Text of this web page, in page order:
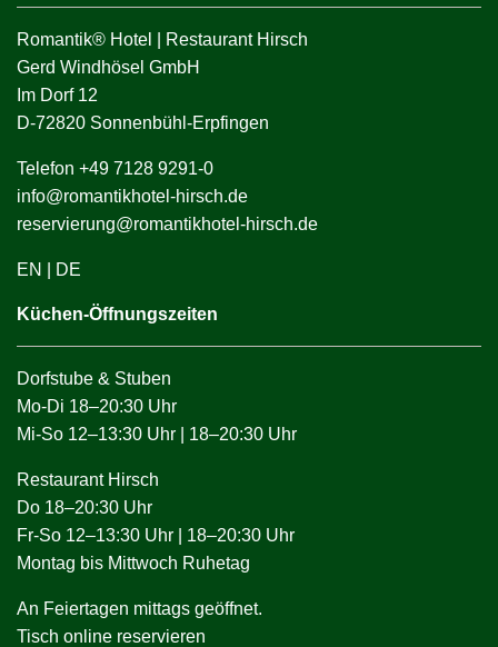
Romantik® Hotel | Restaurant Hirsch
Gerd Windhösel GmbH
Im Dorf 12
D-72820 Sonnenbühl-Erpfingen
Telefon +49 7128 9291-0
info@romantikhotel-hirsch.de
reservierung@romantikhotel-hirsch.de
EN DE
Küchen-Öffnungszeiten
Dorfstube & Stuben
Mo-Di 18–20:30 Uhr
Mi-So 12–13:30 Uhr | 18–20:30 Uhr
Restaurant Hirsch
Do 18–20:30 Uhr
Fr-So 12–13:30 Uhr | 18–20:30 Uhr
Montag bis Mittwoch Ruhetag
An Feiertagen mittags geöffnet.
Tisch online reservieren